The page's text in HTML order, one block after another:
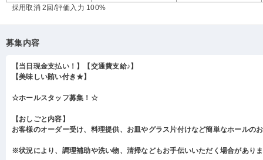
採用取消 2回 /評価入力 100%
募集内容
【当日現金支払い！】【交通費支給♪】
【美味しい賄い付き★】
☆ホールスタッフ募集！☆
【おしごと内容】
お客様のオーダー受け、料理提供、お皿やグラス片付けなど簡単なホールの
※状況により、調理補助や洗い物、清掃などもお手伝いいただく場合があり